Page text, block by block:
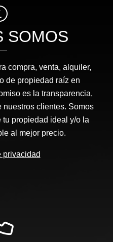
SOMOS
compra, venta, alquiler,
de propiedad raíz en
es la transparencia,
nuestros clientes. Somos
propiedad ideal y/o la
al mejor precio.
privacidad